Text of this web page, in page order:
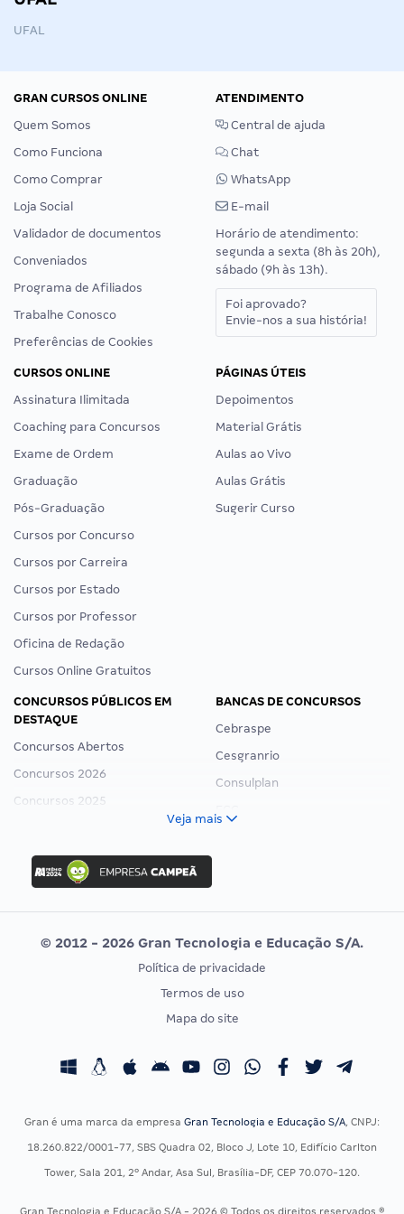
UFAL
GRAN CURSOS ONLINE
Quem Somos
Como Funciona
Como Comprar
Loja Social
Validador de documentos
Conveniados
Programa de Afiliados
Trabalhe Conosco
Preferências de Cookies
ATENDIMENTO
Central de ajuda
Chat
WhatsApp
E-mail
Horário de atendimento:
segunda a sexta (8h às 20h),
sábado (9h às 13h).
Foi aprovado?
Envie-nos a sua história!
CURSOS ONLINE
Assinatura Ilimitada
Coaching para Concursos
Exame de Ordem
Graduação
Pós-Graduação
Cursos por Concurso
Cursos por Carreira
Cursos por Estado
Cursos por Professor
Oficina de Redação
Cursos Online Gratuitos
PÁGINAS ÚTEIS
Depoimentos
Material Grátis
Aulas ao Vivo
Aulas Grátis
Sugerir Curso
CONCURSOS PÚBLICOS EM
DESTAQUE
Concursos Abertos
Concursos 2026
Concursos 2025
Concurso Ibama
Concurso MPU
Editais publicados
BANCAS DE CONCURSOS
Cebraspe
Cesgranrio
Consulplan
Vunesp
CONCURSOS POR PROFISSÃO
Concursos Fiscais
EXAME DE ORDEM
Calendário OAB
Veja mais
© 2012 - 2026 Gran Tecnologia e Educação S/A.
Política de privacidade
Termos de uso
Mapa do site
Gran é uma marca da empresa Gran Tecnologia e Educação S/A, CNPJ:
18.260.822/0001-77, SBS Quadra 02, Bloco J, Lote 10, Edifício Carlton
Tower, Sala 201, 2º Andar, Asa Sul, Brasília-DF, CEP 70.070-120.
Gran Tecnologia e Educação S/A - 2026 © Todos os direitos reservados ®